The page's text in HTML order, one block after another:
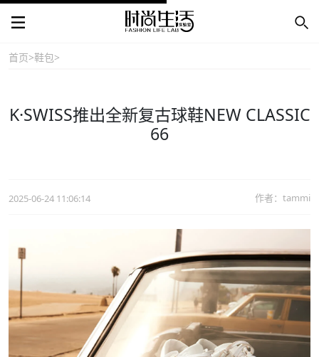
首页>鞋包>
K·SWISS推出全新复古球鞋NEW CLASSIC
66
2025-06-24 11:06:14 作者：tammi